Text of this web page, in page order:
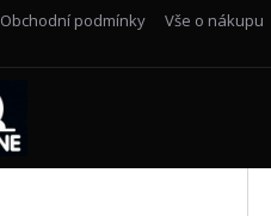
Obchodní podmínky Vše o nákupu